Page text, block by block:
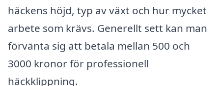
häckens höjd, typ av växt och hur mycket
arbete som krävs. Generellt sett kan man
förvänta sig att betala mellan 500 och
3000 kronor för professionell
häckklippning.